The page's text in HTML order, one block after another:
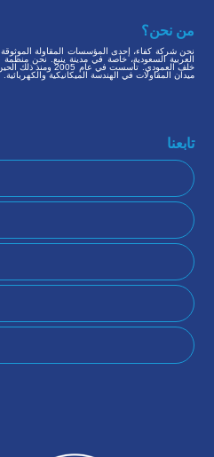
من نحن؟
نحن شركة كفاء، إحدى المؤسسات المقاولة
خلف العمودي. تأسست
ميدان المقاولات في الهندسة الميكانيكية والكهربائية.
تابعنا